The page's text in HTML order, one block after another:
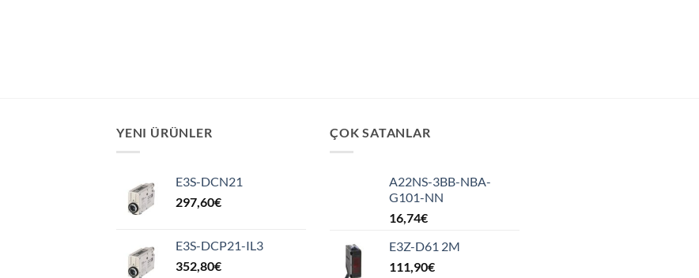
YENI ÜRÜNLER
E3S-DCN21
297,60€
E3S-DCP21-IL3
352,80€
ÇOK SATANLAR
A22NS-3BB-NBA-
G101-NN
16,74€
E3Z-D61 2M
111,90€